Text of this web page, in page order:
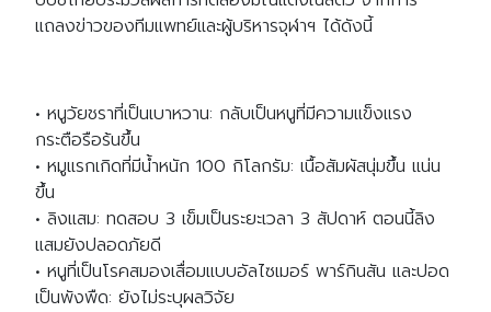
แถลงข่าวของทีมแพทย์และผู้บริหารจุฬาฯ ได้ดังนี้
• หนูวัยชราที่เป็นเบาหวาน: กลับเป็นหนูที่มีความแข็งแรง
กระตือรือร้นขึ้น
• หมูแรกเกิดที่มีน้ำหนัก 100 กิโลกรัม: เนื้อสัมผัสนุ่มขึ้น แน่น
ขึ้น
• ลิงแสม: ทดสอบ 3 เข็มเป็นระยะเวลา 3 สัปดาห์ ตอนนี้ลิง
แสมยังปลอดภัยดี
• หนูที่เป็นโรคสมองเสื่อมแบบอัลไซเมอร์ พาร์กินสัน และปอด
เป็นพังพืด: ยังไม่ระบุผลวิจัย